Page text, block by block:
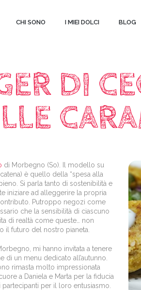
CHI SONO I MIEI DOLCI BLOG
DI
di Morbegno (So). Il modello su
è quello della “spesa alla
Si parla tanto di sostenibilità e
iniziare ad alleggerire la propria
Putroppo negozi come
che la sensibilità di ciascuno
di realtà come queste… non
il futuro del nostro pianeta.
mi hanno invitata a tenere
un menu dedicato all’autunno.
rimasta molto impressionata
a Daniela e Marta per la fiducia
per il loro entusiasmo.